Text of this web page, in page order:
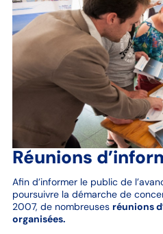
Réunions
Afin d’informer le public de
poursuivre la démarche de
2007, de nombreuses réunions
organisées.